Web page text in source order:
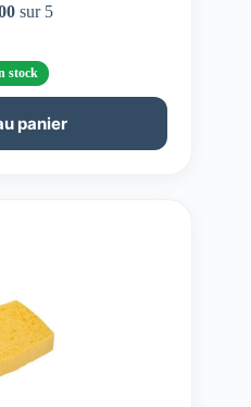
sur 5
stock
panier